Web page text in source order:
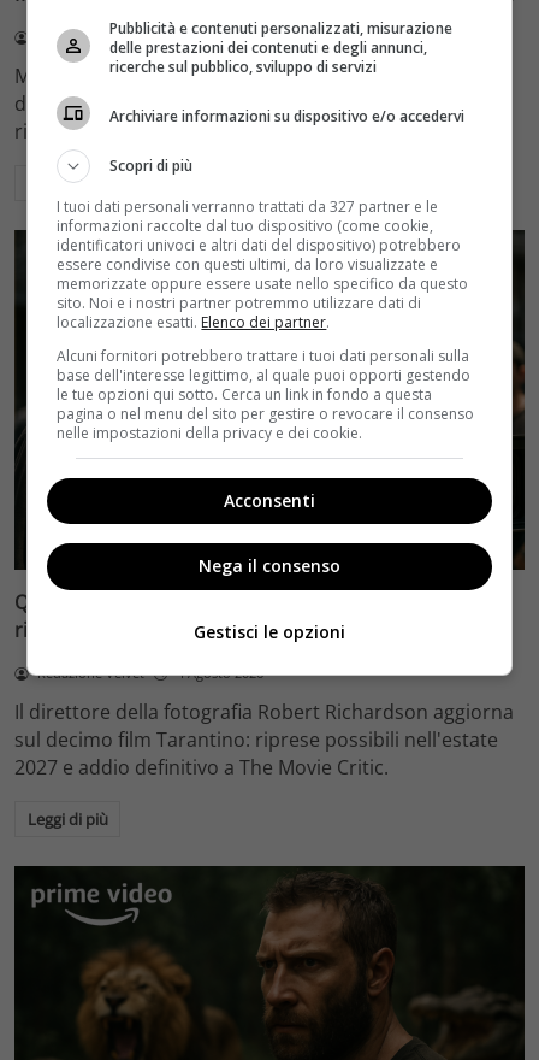
Redazione Velvet 4 Agosto 2026
Mediaset sceglie di mantenere Gerry Scotti e La Ruota
della Fortuna nell'access prime time estivo di Canale 5,
rinviando a dicembre il debutto di Enrico Pa
Leggi di più
Quentin Tarantino e il decimo film: Robert Richardson
rivela riprese forse nel 2027 e l’addio a The Movie Critic
Redazione Velvet 4 Agosto 2026
Il direttore della fotografia Robert Richardson aggiorna
sul decimo film Tarantino: riprese possibili nell'estate
2027 e addio definitivo a The Movie Critic.
Leggi di più
Pubblicità e contenuti personalizzati, misurazione
delle prestazioni dei contenuti e degli annunci,
ricerche sul pubblico, sviluppo di servizi
Archiviare informazioni su dispositivo e/o accedervi
Scopri di più
I tuoi dati personali verranno trattati da 327 partner e le
informazioni raccolte dal tuo dispositivo (come cookie,
identificatori univoci e altri dati del dispositivo) potrebbero
essere condivise con questi ultimi, da loro visualizzate e
memorizzate oppure essere usate nello specifico da questo
sito. Noi e i nostri partner potremmo utilizzare dati di
localizzazione esatti. Elenco dei partner.
Alcuni fornitori potrebbero trattare i tuoi dati personali sulla
base dell'interesse legittimo, al quale puoi opporti gestendo
le tue opzioni qui sotto. Cerca un link in fondo a questa
pagina o nel menu del sito per gestire o revocare il consenso
nelle impostazioni della privacy e dei cookie.
Acconsenti
Nega il consenso
Gestisci le opzioni